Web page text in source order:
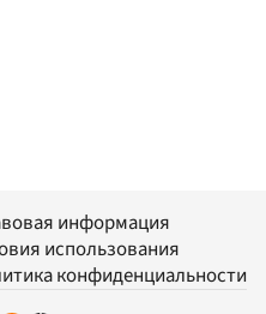
информация
использования
конфиденциальности